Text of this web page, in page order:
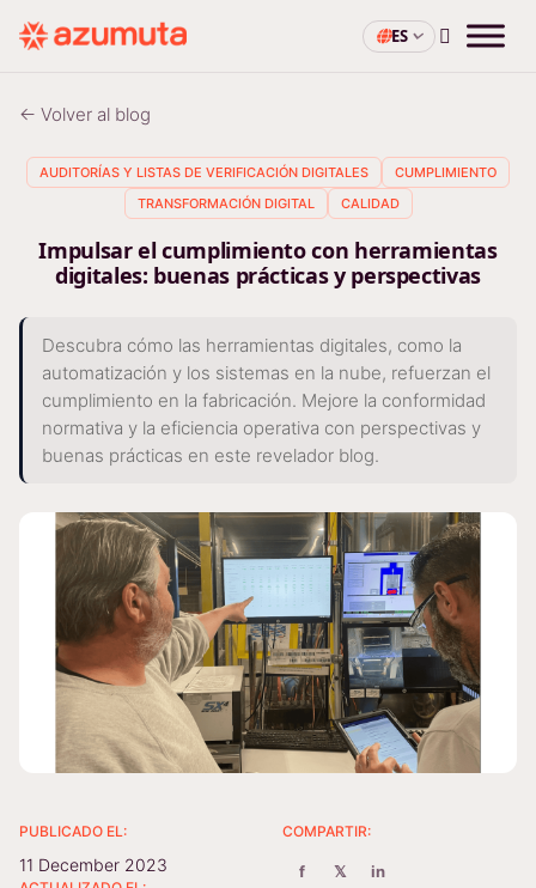
ES
← Volver al blog
AUDITORÍAS Y LISTAS DE VERIFICACIÓN DIGITALES
CUMPLIMIENTO
TRANSFORMACIÓN DIGITAL
CALIDAD
Impulsar el cumplimiento con herramientas
digitales: buenas prácticas y perspectivas
Descubra cómo las herramientas digitales, como la
automatización y los sistemas en la nube, refuerzan el
cumplimiento en la fabricación. Mejore la conformidad
normativa y la eficiencia operativa con perspectivas y
buenas prácticas en este revelador blog.
PUBLICADO EL:
11 December 2023
COMPARTIR:
f 𝕏 in